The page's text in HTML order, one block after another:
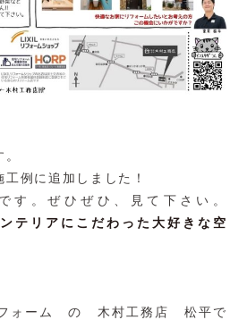
例に追加しました！
す。ぜひぜひ、見て下さい。
テリアにこだわった大好きな空
ォーム の 木村工務店 松平で